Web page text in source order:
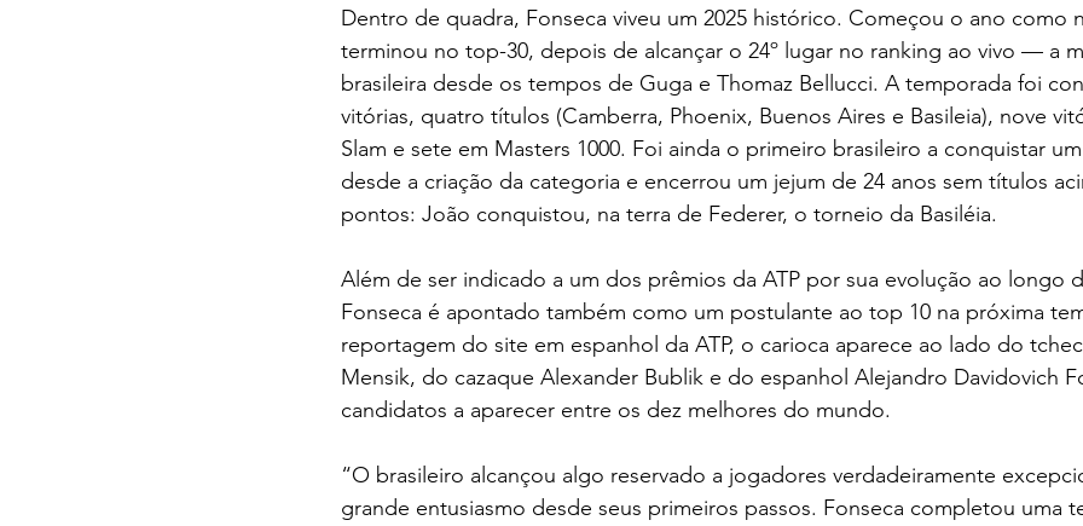
Dentro de quadra, Fonseca viveu um 2025 histórico. Começou o ano como
terminou no top-30, depois de alcançar o 24º lugar no ranking ao vivo — a
brasileira desde os tempos de Guga e Thomaz Bellucci. A temporada foi
vitórias, quatro títulos (Camberra, Phoenix, Buenos Aires e Basileia), nove
Slam e sete em Masters 1000. Foi ainda o primeiro brasileiro a conquistar um
desde a criação da categoria e encerrou um jejum de 24 anos sem títulos
pontos: João conquistou, na terra de Federer, o torneio da Basiléia.
Além de ser indicado a um dos prêmios da ATP por sua evolução ao longo
Fonseca é apontado também como um postulante ao top 10 na próxima
reportagem do site em espanhol da ATP, o carioca aparece ao lado do
Mensik, do cazaque Alexander Bublik e do espanhol Alejandro Davidovich
candidatos a aparecer entre os dez melhores do mundo.
“O brasileiro alcançou algo reservado a jogadores verdadeiramente
grande entusiasmo desde seus primeiros passos. Fonseca completou uma